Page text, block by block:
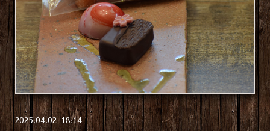
2025.04.02 18:14